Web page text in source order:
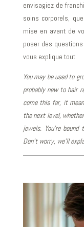
envisagiez de
soins corporels,
mise en avant de
poser des
vous explique tout.
You may be used to
probably new to hair
come this far, it
the next level,
jewels. You’re
Don’t worry, we’ll